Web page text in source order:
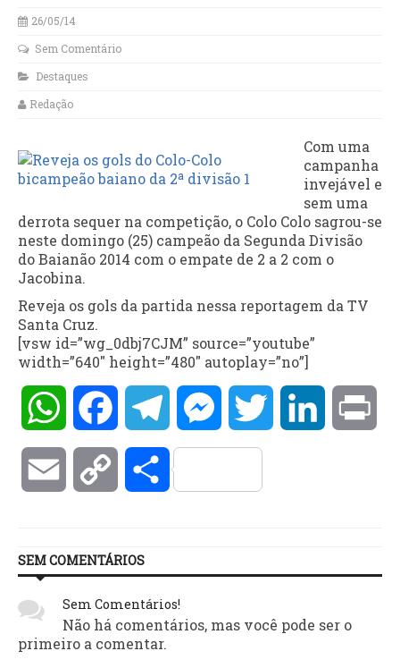
26/05/14
Sem Comentário
Destaques
Redação
Com uma
campanha
invejável e
sem uma
derrota sequer na competição, o Colo Colo sagrou-se
neste domingo (25) campeão da Segunda Divisão
do Baianão 2014 com o empate de 2 a 2 com o
Jacobina.
Reveja os gols da partida nessa reportagem da TV
Santa Cruz.
[vsw id=”wg_0dbj7CJM” source=”youtube”
width=”640″ height=”480″ autoplay=”no”]
WhatsAppFacebookTelegramMessengerTwitter LinkedIn
Email Copy Compartilhar
SEM COMENTÁRIOS
Sem Comentários!
Não há comentários, mas você pode ser o
primeiro a comentar.